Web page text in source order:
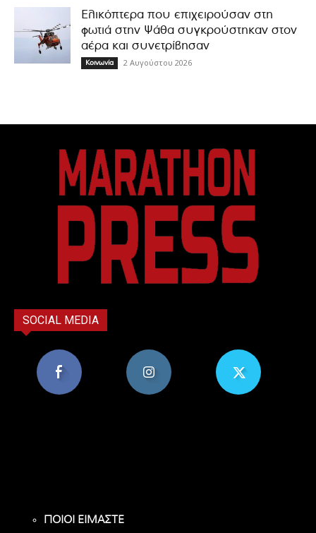
Ελικόπτερα που επιχειρούσαν στη
φωτιά στην Ψάθα συγκρούστηκαν στον
αέρα και συνετρίβησαν
Κοινωνία 2 Αυγούστου 2026
SOCIAL MEDIA
ΠΟΙΟΙ ΕΙΜΑΣΤΕ